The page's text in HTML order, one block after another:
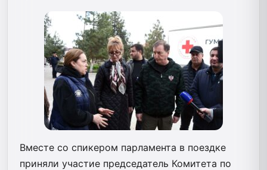
Вместе со спикером парламента в поездке
приняли участие председатель Комитета по